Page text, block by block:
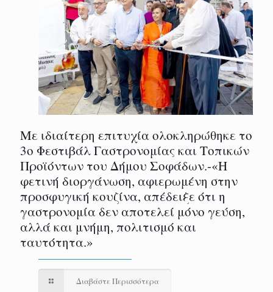
Με ιδιαίτερη επιτυχία ολοκληρώθηκε το
3ο Φεστιβάλ Γαστρονομίας και Τοπικών
Προϊόντων του Δήμου Σοφάδων.-«Η
φετινή διοργάνωση, αφιερωμένη στην
προσφυγική κουζίνα, απέδειξε ότι η
γαστρονομία δεν αποτελεί μόνο γεύση,
αλλά και μνήμη, πολιτισμό και
ταυτότητα.»
Διαβάστε Περισσότερα